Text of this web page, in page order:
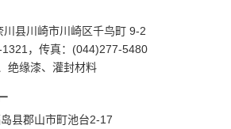
川县川崎市川崎区千鸟町 9-2
，传真：(044)277-5480
绝缘漆、灌封材料
县郡山市町池台2-17